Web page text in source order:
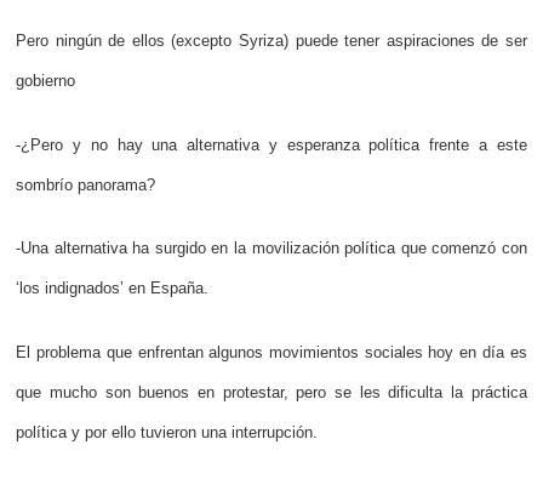
Pero ningún de ellos (excepto Syriza) puede tener aspiraciones de ser
gobierno
-¿Pero y no hay una alternativa y esperanza política frente a este
sombrío panorama?
-Una alternativa ha surgido en la movilización política que comenzó con
‘los indignados’ en España.
El problema que enfrentan algunos movimientos sociales hoy en día es
que mucho son buenos en protestar, pero se les dificulta la práctica
política y por ello tuvieron una interrupción.